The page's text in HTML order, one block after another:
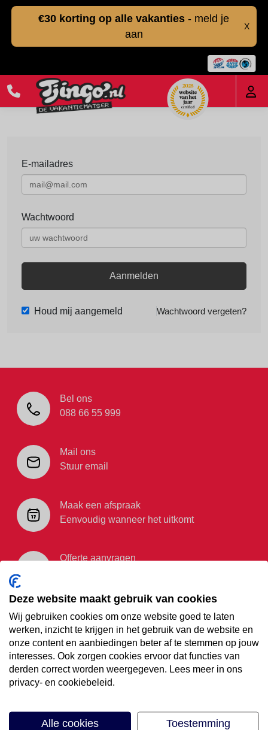
€30 korting op alle vakanties - meld je
aan
X
E-mailadres
Wachtwoord
Aanmelden
Houd mij aangemeld Wachtwoord vergeten?
Bel ons
088 66 55 999
Mail ons
Stuur email
Maak een afspraak
Eenvoudig wanneer het uitkomt
Offerte aanvragen
€35,- korting op je
volgende vakantie
Meld je aan voor onze nieuwsbrief
Deze website maakt gebruik van cookies
Wij gebruiken cookies om onze website goed te laten
werken, inzicht te krijgen in het gebruik van de website en
onze content en aanbiedingen beter af te stemmen op jouw
interesses. Ook zorgen cookies ervoor dat functies van
derden correct worden weergegeven. Lees meer in ons
privacy- en cookiebeleid.
Alle cookies
Toestemming